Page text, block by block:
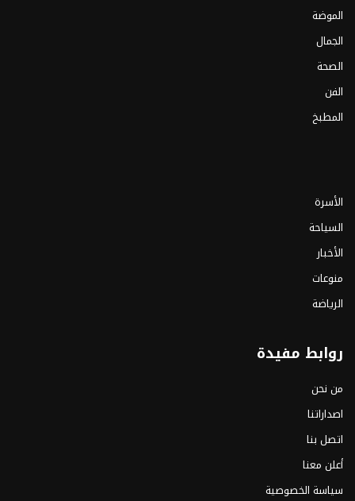
الموضة
الجمال
الصحة
الفن
المطبخ
الأسرة
السياحة
الأخبار
منوعات
الرياضة
روابط مفيدة
من نحن
اصداراتنا
اتصل بنا
أعلن معنا
سياسة الخصوصية